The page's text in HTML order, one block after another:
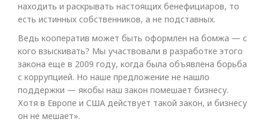
находить и раскрывать настоящих бенефициаров, то
есть истинных собственников, а не подставных.
Ведь кооператив может быть оформлен на бомжа — с
кого взыскивать? Мы участвовали в разработке этого
закона еще в 2009 году, когда была объявлена борьба
с коррупцией. Но наше предложение не нашло
поддержки — якобы наш закон помешает бизнесу.
Хотя в Европе и США действует такой закон, и бизнесу
он не мешает».